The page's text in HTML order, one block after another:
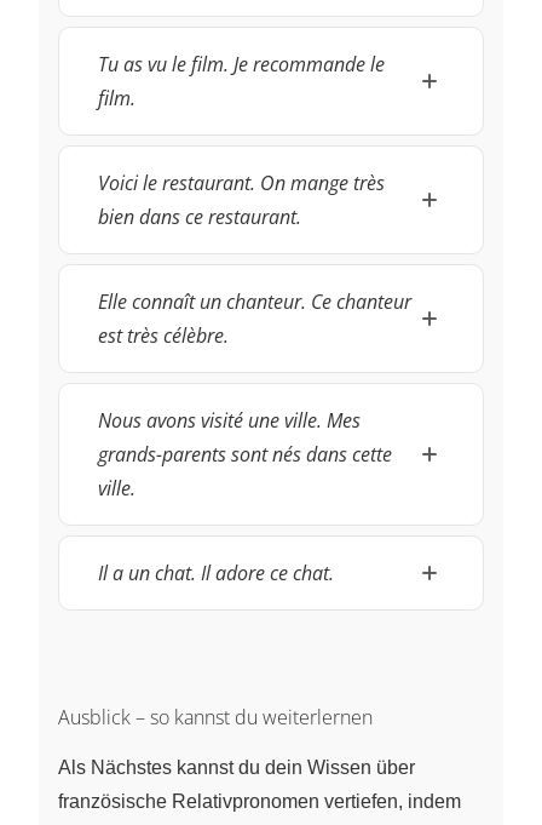
Tu as vu le film. Je recommande le
film.
Voici le restaurant. On mange très
bien dans ce restaurant.
Elle connaît un chanteur. Ce chanteur
est très célèbre.
Nous avons visité une ville. Mes
grands-parents sont nés dans cette
ville.
Il a un chat. Il adore ce chat.
Ausblick – so kannst du weiterlernen
Als Nächstes kannst du dein Wissen über
französische Relativpronomen vertiefen, indem